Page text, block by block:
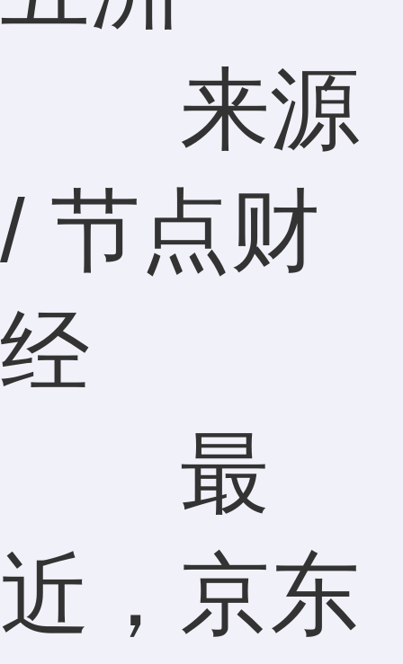
来源
/ 节点财
经
最
近，京东